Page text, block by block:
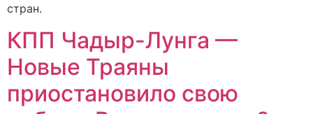
стран.
КПП Чадыр-Лунга —
Новые Траяны
приостановило свою